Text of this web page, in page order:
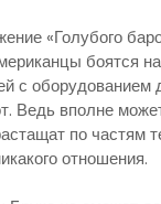
«Голубого
боятся
с оборудованием
Ведь вполне
по частям
отношения.